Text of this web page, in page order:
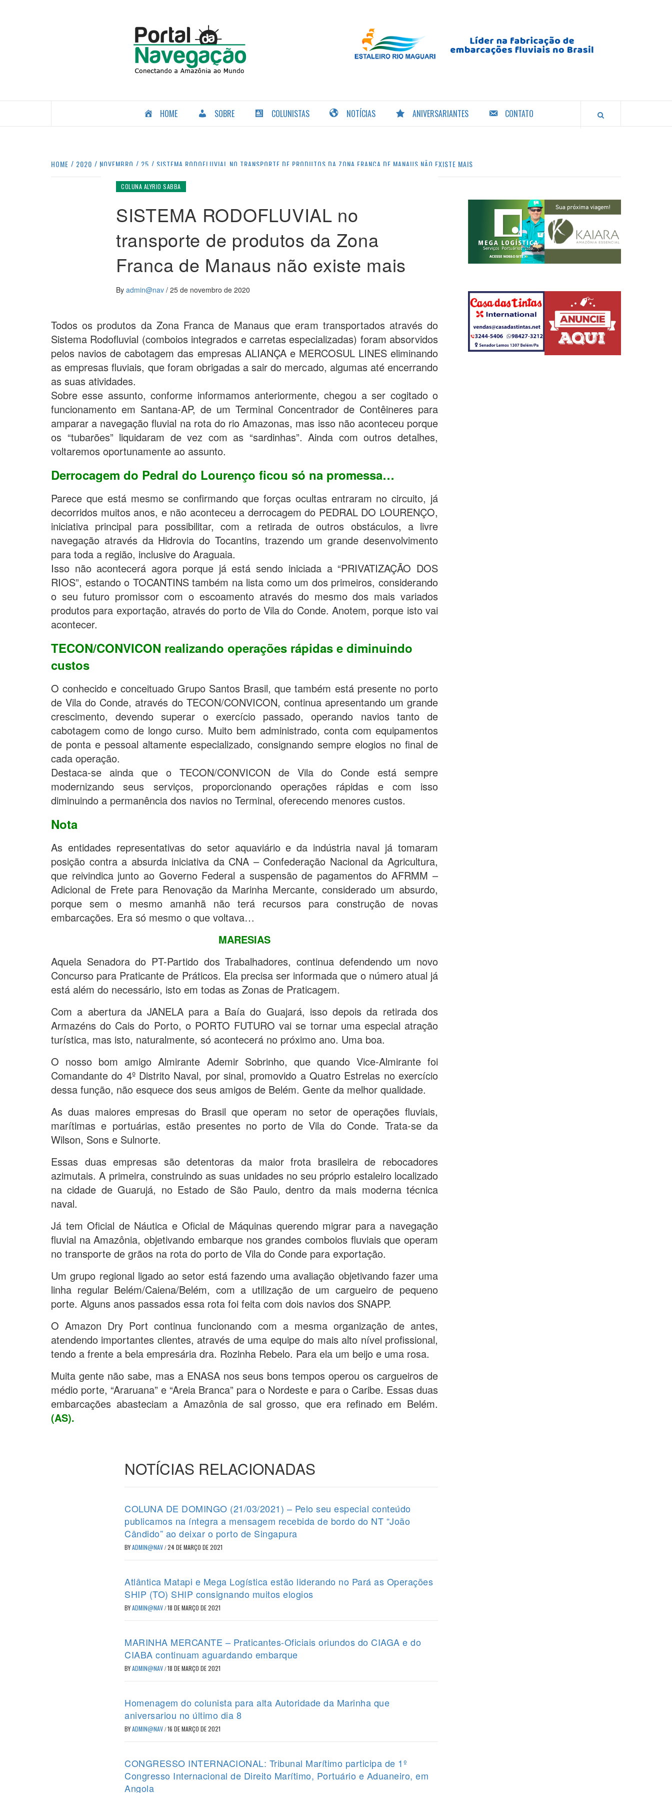
NAVEGAÇÃO
HOME SOBRE COLUNISTAS NOTÍCIAS ANIVERSARIANTES CONTATO
HOME 2020 NOVEMBRO 25 SISTEMA RODOFLUVIAL NO TRANSPORTE DE PRODUTOS DA ZONA FRANCA DE MANAUS NÃO EXISTE MAIS
COLUNA ALYRIO SABBA
SISTEMA RODOFLUVIAL no
transporte de produtos da Zona
Franca de Manaus não existe mais
By admin@nav / 25 de novembro de 2020
Todos os produtos da Zona Franca de Manaus que eram transportados através do
Sistema Rodofluvial (comboios integrados e carretas especializadas) foram absorvidos
pelos navios de cabotagem das empresas ALIANÇA e MERCOSUL LINES eliminando
as empresas fluviais, que foram obrigadas a sair do mercado, algumas até encerrando
as suas atividades.
Sobre esse assunto, conforme informamos anteriormente, chegou a ser cogitado o
funcionamento em Santana-AP, de um Terminal Concentrador de Contêineres para
amparar a navegação fluvial na rota do rio Amazonas, mas isso não aconteceu porque
os “tubarões” liquidaram de vez com as “sardinhas”. Ainda com outros detalhes,
voltaremos oportunamente ao assunto.
Derrocagem do Pedral do Lourenço ficou só na promessa…
Parece que está mesmo se confirmando que forças ocultas entraram no circuito, já
decorridos muitos anos, e não aconteceu a derrocagem do PEDRAL DO LOURENÇO,
iniciativa principal para possibilitar, com a retirada de outros obstáculos, a livre
navegação através da Hidrovia do Tocantins, trazendo um grande desenvolvimento
para toda a região, inclusive do Araguaia.
Isso não acontecerá agora porque já está sendo iniciada a “PRIVATIZAÇÃO DOS
RIOS”, estando o TOCANTINS também na lista como um dos primeiros, considerando
o seu futuro promissor com o escoamento através do mesmo dos mais variados
produtos para exportação, através do porto de Vila do Conde. Anotem, porque isto vai
acontecer.
TECON/CONVICON realizando operações rápidas e diminuindo
custos
O conhecido e conceituado Grupo Santos Brasil, que também está presente no porto
de Vila do Conde, através do TECON/CONVICON, continua apresentando um grande
crescimento, devendo superar o exercício passado, operando navios tanto de
cabotagem como de longo curso. Muito bem administrado, conta com equipamentos
de ponta e pessoal altamente especializado, consignando sempre elogios no final de
cada operação.
Destaca-se ainda que o TECON/CONVICON de Vila do Conde está sempre
modernizando seus serviços, proporcionando operações rápidas e com isso
diminuindo a permanência dos navios no Terminal, oferecendo menores custos.
Nota
As entidades representativas do setor aquaviário e da indústria naval já tomaram
posição contra a absurda iniciativa da CNA – Confederação Nacional da Agricultura,
que reivindica junto ao Governo Federal a suspensão de pagamentos do AFRMM –
Adicional de Frete para Renovação da Marinha Mercante, considerado um absurdo,
porque sem o mesmo amanhã não terá recursos para construção de novas
embarcações. Era só mesmo o que voltava…
MARESIAS
Aquela Senadora do PT-Partido dos Trabalhadores, continua defendendo um novo
Concurso para Praticante de Práticos. Ela precisa ser informada que o número atual já
está além do necessário, isto em todas as Zonas de Praticagem.
Com a abertura da JANELA para a Baía do Guajará, isso depois da retirada dos
Armazéns do Cais do Porto, o PORTO FUTURO vai se tornar uma especial atração
turística, mas isto, naturalmente, só acontecerá no próximo ano. Uma boa.
O nosso bom amigo Almirante Ademir Sobrinho, que quando Vice-Almirante foi
Comandante do 4º Distrito Naval, por sinal, promovido a Quatro Estrelas no exercício
dessa função, não esquece dos seus amigos de Belém. Gente da melhor qualidade.
As duas maiores empresas do Brasil que operam no setor de operações fluviais,
marítimas e portuárias, estão presentes no porto de Vila do Conde. Trata-se da
Wilson, Sons e Sulnorte.
Essas duas empresas são detentoras da maior frota brasileira de rebocadores
azimutais. A primeira, construindo as suas unidades no seu próprio estaleiro localizado
na cidade de Guarujá, no Estado de São Paulo, dentro da mais moderna técnica
naval.
Já tem Oficial de Náutica e Oficial de Máquinas querendo migrar para a navegação
fluvial na Amazônia, objetivando embarque nos grandes comboios fluviais que operam
no transporte de grãos na rota do porto de Vila do Conde para exportação.
Um grupo regional ligado ao setor está fazendo uma avaliação objetivando fazer uma
linha regular Belém/Caiena/Belém, com a utilização de um cargueiro de pequeno
porte. Alguns anos passados essa rota foi feita com dois navios dos SNAPP.
O Amazon Dry Port continua funcionando com a mesma organização de antes,
atendendo importantes clientes, através de uma equipe do mais alto nível profissional,
tendo a frente a bela empresária dra. Rozinha Rebelo. Para ela um beijo e uma rosa.
Muita gente não sabe, mas a ENASA nos seus bons tempos operou os cargueiros de
médio porte, “Araruana” e “Areia Branca” para o Nordeste e para o Caribe. Essas duas
embarcações abasteciam a Amazônia de sal grosso, que era refinado em Belém.
(AS).
NOTÍCIAS RELACIONADAS
COLUNA DE DOMINGO (21/03/2021) – Pelo seu especial conteúdo
publicamos na íntegra a mensagem recebida de bordo do NT “João
Cândido” ao deixar o porto de Singapura
BYADMIN@NAV/24 DE MARÇO DE 2021
Atlântica Matapi e Mega Logística estão liderando no Pará as Operações
SHIP (TO) SHIP consignando muitos elogios
BYADMIN@NAV/18 DE MARÇO DE 2021
MARINHA MERCANTE – Praticantes-Oficiais oriundos do CIAGA e do
CIABA continuam aguardando embarque
BYADMIN@NAV/18 DE MARÇO DE 2021
Homenagem do colunista para alta Autoridade da Marinha que
aniversariou no último dia 8
BYADMIN@NAV/16 DE MARÇO DE 2021
CONGRESSO INTERNACIONAL: Tribunal Marítimo participa de 1º
Congresso Internacional de Direito Marítimo, Portuário e Aduaneiro, em
Angola